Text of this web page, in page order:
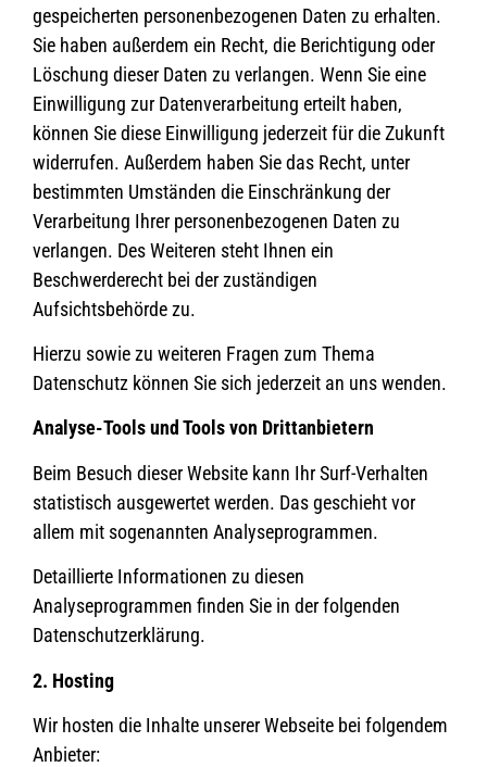
gespeicherten personenbezogenen Daten zu erhalten.
Sie haben außerdem ein Recht, die Berichtigung oder
Löschung dieser Daten zu verlangen. Wenn Sie eine
Einwilligung zur Datenverarbeitung erteilt haben,
können Sie diese Einwilligung jederzeit für die Zukunft
widerrufen. Außerdem haben Sie das Recht, unter
bestimmten Umständen die Einschränkung der
Verarbeitung Ihrer personenbezogenen Daten zu
verlangen. Des Weiteren steht Ihnen ein
Beschwerderecht bei der zuständigen
Aufsichtsbehörde zu.
Hierzu sowie zu weiteren Fragen zum Thema
Datenschutz können Sie sich jederzeit an uns wenden.
Analyse-Tools und Tools von Dritt­anbietern
Beim Besuch dieser Website kann Ihr Surf-Verhalten
statistisch ausgewertet werden. Das geschieht vor
allem mit sogenannten Analyseprogrammen.
Detaillierte Informationen zu diesen
Analyseprogrammen finden Sie in der folgenden
Datenschutzerklärung.
2. Hosting
Wir hosten die Inhalte unserer Webseite bei folgendem
Anbieter: